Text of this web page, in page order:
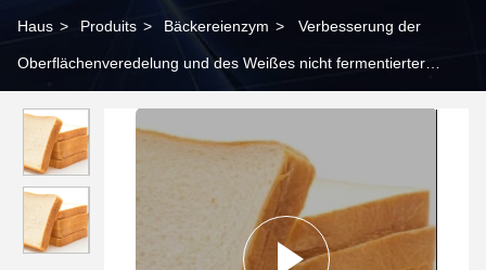
Haus > Produits > Bäckereienzym > Verbesserung der
Oberflächenveredelung und des Weißes nicht fermentierter